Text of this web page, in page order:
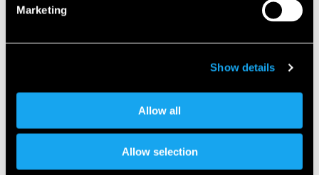
Marketing
Show details
Allow all
Allow selection
Saludo
Apellido*